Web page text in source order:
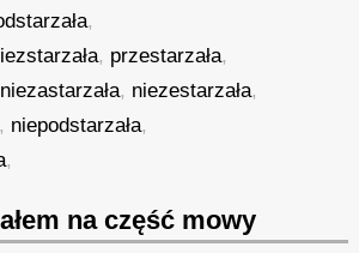
,
, przestarzała,
niezastarzała, niezestarzała,
, niepodstarzała,
,
na część mowy